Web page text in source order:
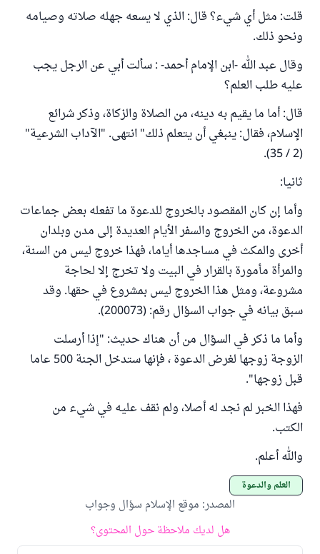
قلت: مثل أي شيء؟ قال: الذي لا يسعه جهله صلاته وصيامه
ونحو ذلك.
وقال عبد الله -ابن الإمام أحمد- : سألت أبي عن الرجل يجب
عليه طلب العلم؟
قال: أما ما يقيم به دينه، من الصلاة والزكاة، وذكر شرائع
الإسلام، فقال: ينبغي أن يتعلم ذلك" انتهى. "الآداب الشرعية"
(2 / 35).
ثانيا:
وأما إن كان المقصود بالخروج للدعوة ما تفعله بعض جماعات
الدعوة، من الخروج والسفر الأيام العديدة إلى مدن وبلدان
أخرى والمكث في مساجدها أياما، فهذا خروج ليس من السنة،
والمرأة مأمورة بالقرار في البيت ولا تخرج إلا لحاجة
مشروعة، ومثل هذا الخروج ليس بمشروع في حقها. وقد
سبق بيانه في جواب السؤال رقم: (200073).
وأما ما ذكر في السؤال من أن هناك حديث: "إذا أرسلت
الزوجة زوجها لغرض الدعوة ، فإنها ستدخل الجنة 500 عاما
قبل زوجها".
فهذا الخبر لم نجد له أصلا، ولم نقف عليه في شيء من
الكتب.
والله أعلم.
العلم والدعوة
المصدر: موقع الإسلام سؤال وجواب
هل لديك ملاحظة حول المحتوى؟